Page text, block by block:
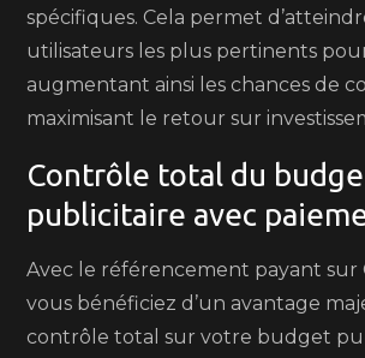
spécifiques. Cela permet
utilisateurs les plus pertinents
augmentant ainsi les chances de
maximisant le retour sur
Contrôle total du
publicitaire avec
Avec le référencement payant sur
vous bénéficiez d’un avantage
contrôle total sur votre budget